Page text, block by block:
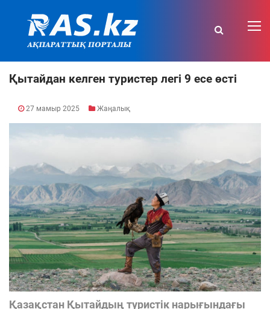
Қытайдан келген туристер легі 9 есе өсті
27 мамыр 2025 Жаңалық
Қазақстан Қытайдың туристік нарығындағы